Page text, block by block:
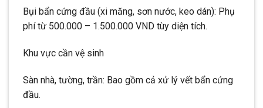
Bụi bẩn cứng đầu (xi măng, sơn nước, keo dán): Phụ
phí từ 500.000 – 1.500.000 VND tùy diện tích.
Khu vực cần vệ sinh
Sàn nhà, tường, trần: Bao gồm cả xử lý vết bẩn cứng
đầu.